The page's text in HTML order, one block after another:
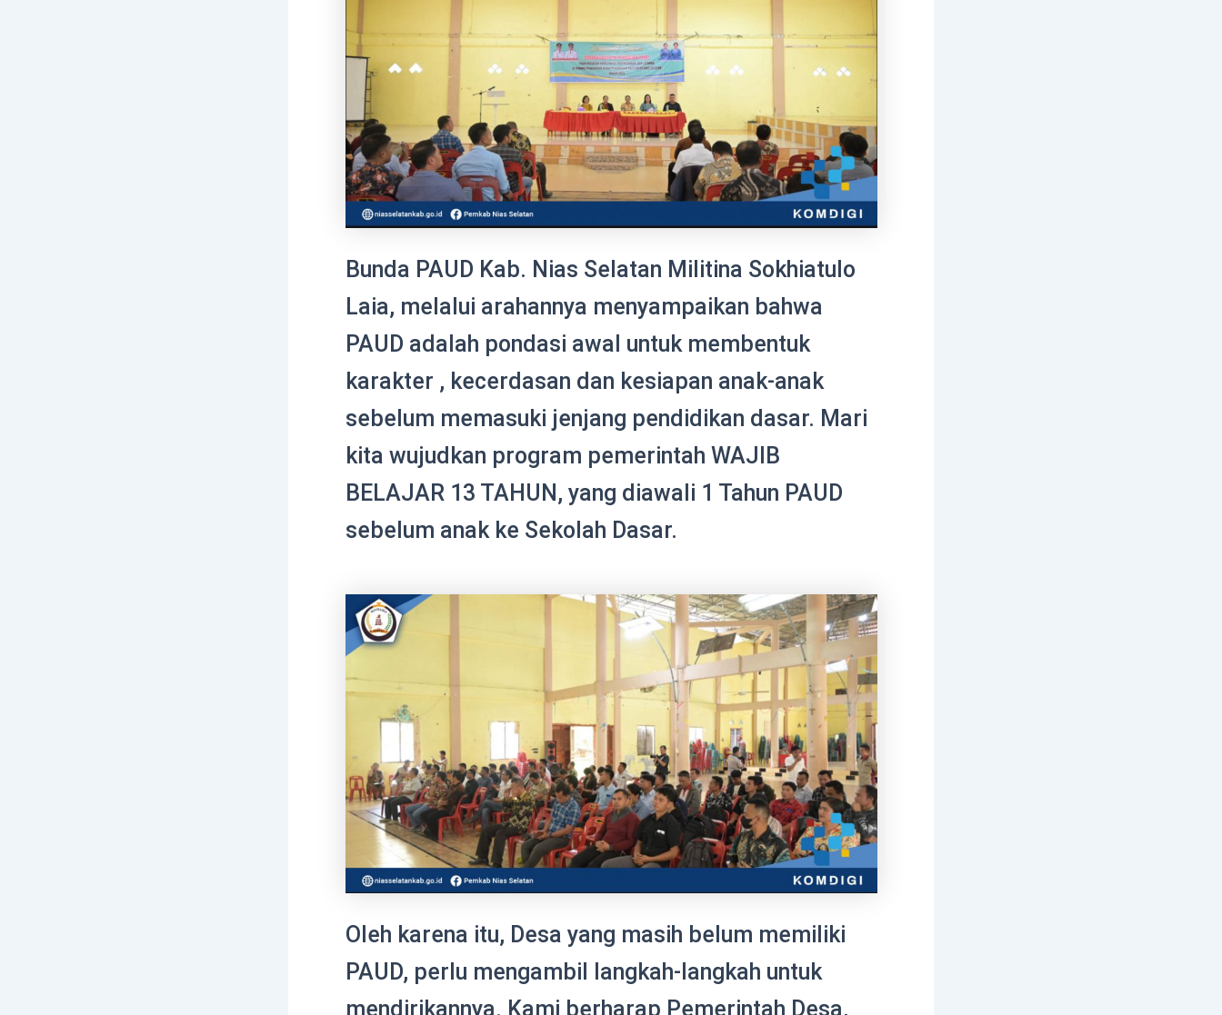
Bunda PAUD Kab. Nias Selatan Militina Sokhiatulo
Laia, melalui arahannya menyampaikan bahwa
PAUD adalah pondasi awal untuk membentuk
karakter , kecerdasan dan kesiapan anak-anak
sebelum memasuki jenjang pendidikan dasar. Mari
kita wujudkan program pemerintah WAJIB
BELAJAR 13 TAHUN, yang diawali 1 Tahun PAUD
sebelum anak ke Sekolah Dasar.
Oleh karena itu, Desa yang masih belum memiliki
PAUD, perlu mengambil langkah-langkah untuk
mendirikannya. Kami berharap Pemerintah Desa,